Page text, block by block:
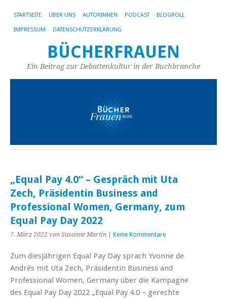
STARTSEITE ÜBER UNS AUTORINNEN PODCAST BLOGROLL
IMPRESSUM DATENSCHUTZERKLÄRUNG
BÜCHERFRAUEN
Ein Beitrag zur Debattenkultur in der Buchbranche
„Equal Pay 4.0“ – Gespräch mit Uta
Zech, Präsidentin Business and
Professional Women, Germany, zum
Equal Pay Day 2022
7. März 2022 von Susanne Martin Keine Kommentare
Zum diesjährigen Equal Pay Day sprach Yvonne de
Andrés mit Uta Zech, Präsidentin Business and
Professional Women, Germany über die Kampagne
des Equal Pay Day 2022 „Equal Pay 4.0 – gerechte